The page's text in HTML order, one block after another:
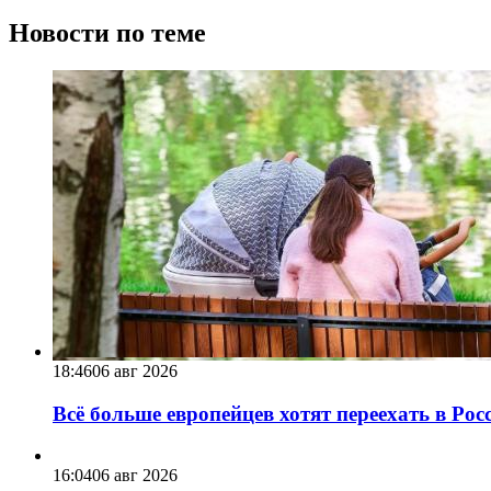
Новости по теме
18:4606 авг 2026
Всё больше европейцев хотят переехать в
16:0406 авг 2026